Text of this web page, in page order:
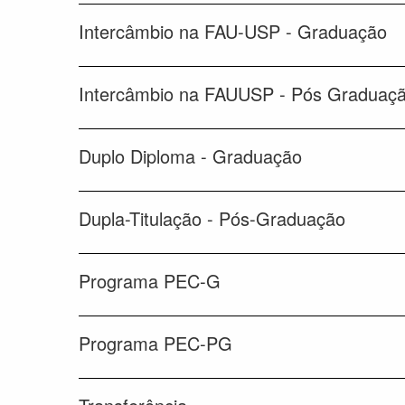
Intercâmbio na FAU-USP - Graduação
Intercâmbio na FAUUSP - Pós
Duplo Diploma - Graduação
Dupla-Titulação - Pós-Graduação
Programa PEC-G
Programa PEC-PG